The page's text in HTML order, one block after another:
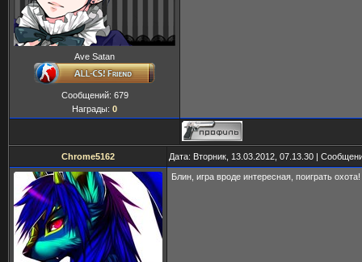
Ave Satan
Сообщений: 679
Награды: 0
Chrome5162 Дата: Вторник, 13.03.2012, 07.13.30 |
Блин, игра вроде интересная, поиграть охота!